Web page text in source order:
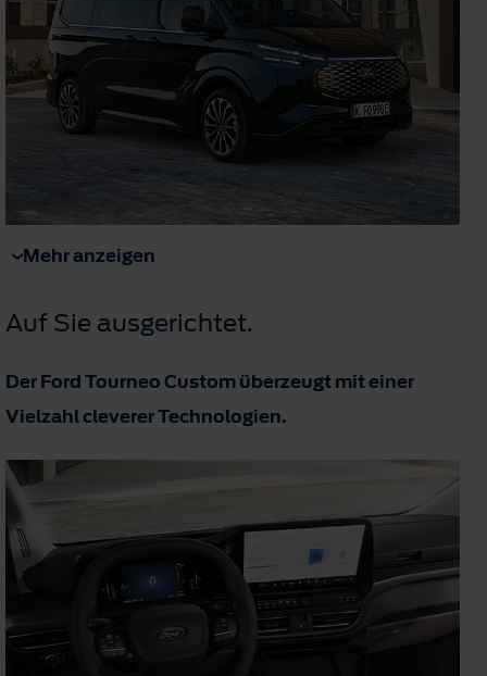
Mehr anzeigen
Auf Sie ausgerichtet.
Der Ford Tourneo Custom überzeugt mit einer
Vielzahl cleverer Technologien.